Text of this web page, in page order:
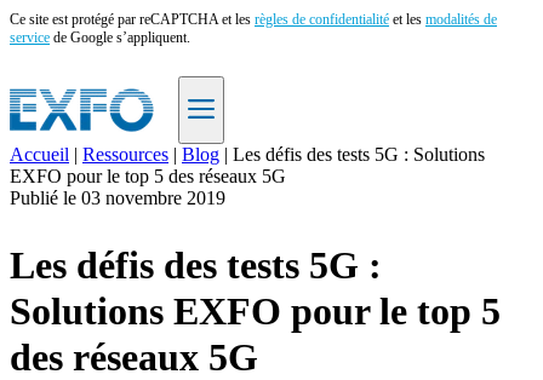
Ce site est protégé par reCAPTCHA et les règles de confidentialité et les modalités de
service de Google s’appliquent.
FR
Solutions
Soutien
Services
Ressources
Accueil | Ressources | Blog | Les défis des tests 5G : Solutions
EXFO pour le top 5 des réseaux 5G
Publié le 03 novembre 2019
Les défis des tests 5G :
Solutions EXFO pour le top 5
des réseaux 5G